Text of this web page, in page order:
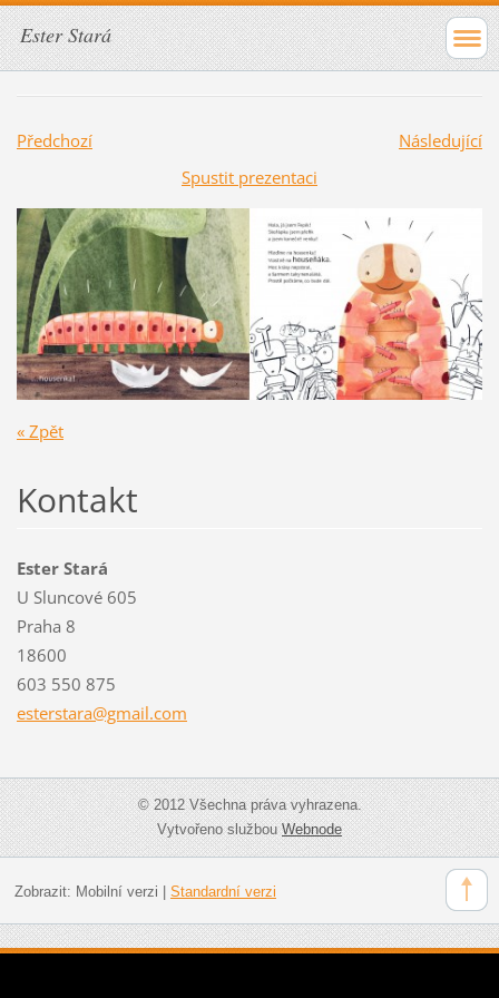
Ester Stará
Předchozí
Následující
Spustit prezentaci
« Zpět
Kontakt
Ester Stará
U Sluncové 605
Praha 8
18600
603 550 875
esterstara@gmail.com
© 2012 Všechna práva vyhrazena.
Vytvořeno službouWebnode
Zobrazit: Mobilní verzi Standardní verzi